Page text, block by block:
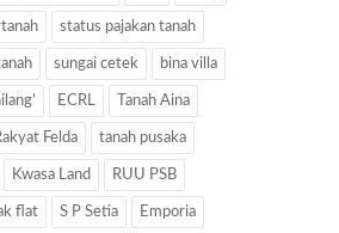
status pajakan tanah
sungai cetek bina villa
ECRL Tanah Aina
Felda tanah pusaka
Kwasa Land RUU PSB
flat S P Setia Emporia